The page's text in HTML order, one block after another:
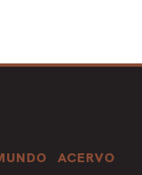
ACERVO